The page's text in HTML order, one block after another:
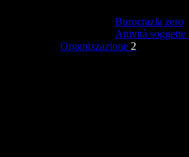
Burocrazia zero
Attività soggette
Organizzazione 2